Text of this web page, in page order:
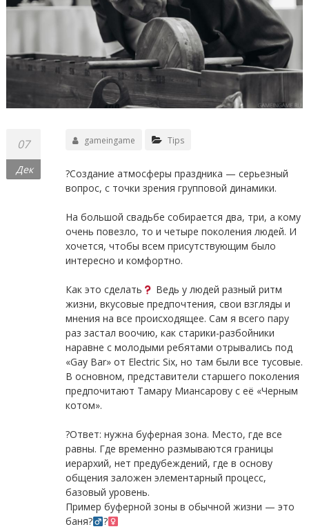
07
Дек
gameingame Tips
?Создание атмосферы праздника — серьезный
вопрос, с точки зрения групповой динамики.
На большой свадьбе собирается два, три, а кому
очень повезло, то и четыре поколения людей. И
хочется, чтобы всем присутствующим было
интересно и комфортно.
Как это сделать
Ведь у людей разный ритм
жизни, вкусовые предпочтения, свои взгляды и
мнения на все происходящее. Сам я всего пару
раз застал воочию, как старики-разбойники
наравне с молодыми ребятами отрывались под
«Gay Bar» от Electric Six, но там были все тусовые.
В основном, представители старшего поколения
предпочитают Тамару Миансарову с её «Черным
котом».
?Ответ: нужна буферная зона. Место, где все
равны. Где временно размываются границы
иерархий, нет предубеждений, где в основу
общения заложен элементарный процесс,
базовый уровень.
Пример буферной зоны в обычной жизни — это
баня?‍
?‍